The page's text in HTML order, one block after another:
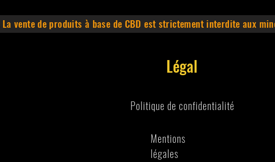
La vente de produits à base de CBD est strictement interdite aux
Légal
Politique de confidentialité
Mentions
légales